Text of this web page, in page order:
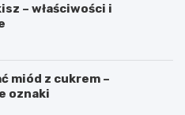
– właściwości i
miód z cukrem –
oznaki